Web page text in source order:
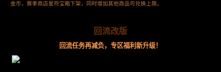
金币，赛季商店星符宝箱下架，同时增加其他商品可兑换上限。
回流改版
回流任务再减负，专区福利新升级！